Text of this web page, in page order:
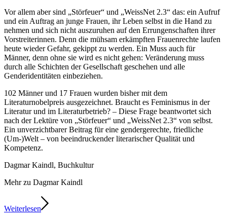
Vor allem aber sind „Störfeuer“ und „WeissNet 2.3“ das: ein Aufruf
und ein Auftrag an junge Frauen, ihr Leben selbst in die Hand zu
nehmen und sich nicht auszuruhen auf den Errungenschaften ihrer
Vorstreiterinnen. Denn die mühsam erkämpften Frauenrechte laufen
heute wieder Gefahr, gekippt zu werden. Ein Muss auch für
Männer, denn ohne sie wird es nicht gehen: Veränderung muss
durch alle Schichten der Gesellschaft geschehen und alle
Genderidentitäten einbeziehen.
102 Männer und 17 Frauen wurden bisher mit dem
Literaturnobelpreis ausgezeichnet. Braucht es Feminismus in der
Literatur und im Literaturbetrieb? – Diese Frage beantwortet sich
nach der Lektüre von „Störfeuer“ und „WeissNet 2.3“ von selbst.
Ein unverzichtbarer Beitrag für eine gendergerechte, friedliche
(Um-)Welt – von beeindruckender literarischer Qualität und
Kompetenz.
Dagmar Kaindl, Buchkultur
Mehr zu Dagmar Kaindl
Weiterlesen